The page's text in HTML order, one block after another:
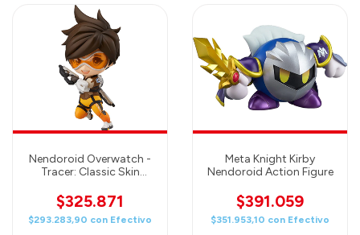
Nendoroid Overwatch -
Tracer: Classic Skin
$325.871
$293.283,90 con Efectivo
Meta Knight Kirby
Nendoroid Action Figure
$391.059
$351.953,10 con Efectivo